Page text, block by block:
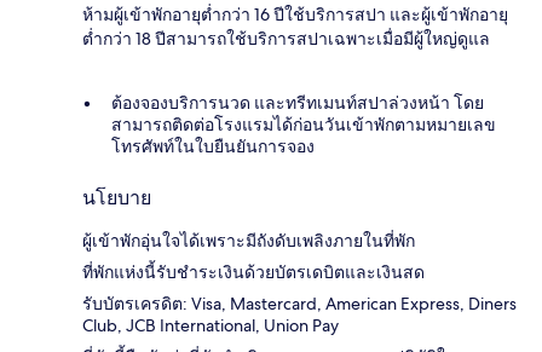
ห้ามผู้เข้าพักอายุต่ำกว่า 16 ปีใช้บริการสปา และผู้เข้าพักอายุ
ต่ำกว่า 18 ปีสามารถใช้บริการสปาเฉพาะเมื่อมีผู้ใหญ่ดูแล
ต้องจองบริการนวด และทรีทเมนท์สปาล่วงหน้า โดย
สามารถติดต่อโรงแรมได้ก่อนวันเข้าพักตามหมายเลข
โทรศัพท์ในใบยืนยันการจอง
นโยบาย
ผู้เข้าพักอุ่นใจได้เพราะมีถังดับเพลิงภายในที่พัก
ที่พักแห่งนี้รับชำระเงินด้วยบัตรเดบิตและเงินสด
รับบัตรเครดิต: Visa, Mastercard, American Express, Diners
Club, JCB International, Union Pay